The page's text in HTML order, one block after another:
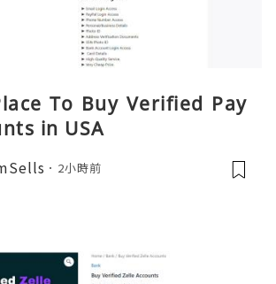
To Buy Verified Pay
in USA
2小時前